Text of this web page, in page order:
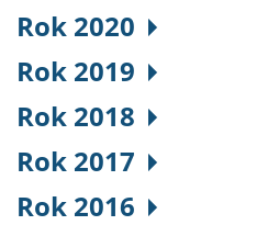
Rok 2020
Rok 2019
Rok 2018
Rok 2017
Rok 2016